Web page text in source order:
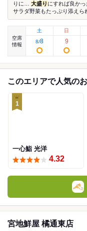
りに… 大盛り にすれば良か
サラダ野菜もたっぷり添えら
空席
情報
土
8/8
日
9
このエリアで人気の
1
一心鮨 光洋
4.32
宮地鮮屋 橘通東店